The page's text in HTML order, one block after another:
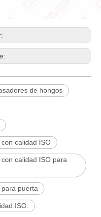
de hongos
calidad ISO
calidad ISO para
puerta
ISO.